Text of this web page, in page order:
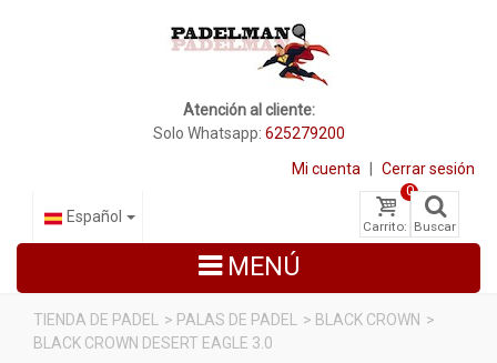
Atención al cliente:
Solo Whatsapp: 625279200
Mi cuenta Cerrar sesión
Carrito:
0
Buscar
Español
MENÚ
TIENDA DE PADEL > PALAS DE PADEL > BLACK CROWN >
BLACK CROWN DESERT EAGLE 3.0